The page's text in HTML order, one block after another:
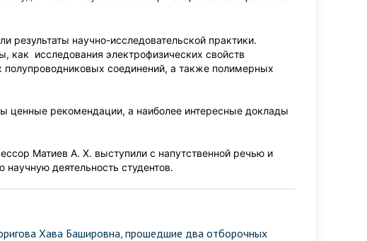
результаты научно-исследовательской практики.
как исследования электрофизических свойств
полупроводниковых соединений, а также полимерных
рекомендации, а наиболее интересные доклады
Матиев А. Х. выступили с напутственной речью и
деятельность студентов.
Хава Башировна, прошедшие два отборочных